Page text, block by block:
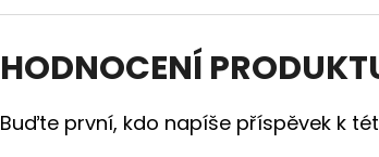
HODNOCENÍ
Buďte první, kdo napíše příspěvek k